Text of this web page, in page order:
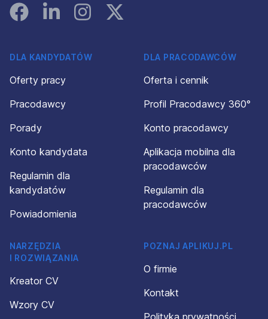
FacebookLinked InInstagramInstagram
DLA KANDYDATÓW
Oferty pracy
Pracodawcy
Porady
Konto kandydata
Regulamin dla
kandydatów
Powiadomienia
DLA PRACODAWCÓW
Oferta i cennik
Profil Pracodawcy 360°
Konto pracodawcy
Aplikacja mobilna dla
pracodawców
Regulamin dla
pracodawców
NARZĘDZIA
I ROZWIĄZANIA
Kreator CV
Wzory CV
POZNAJ APLIKUJ.PL
O firmie
Kontakt
Polityka prywatności